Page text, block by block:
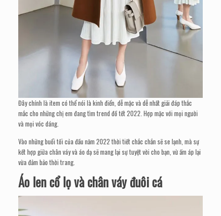
Đây chính là item có thể nói là kinh điển, dễ mặc và dễ nhất giải đáp thắc
mắc cho những chị em đang tìm trend đồ tết 2022. Hợp mặc với mọi người
và mọi vóc dáng.
Vào những buổi tối của đầu năm 2022 thời tiết chắc chắn sẽ se lạnh, mà sự
kết hợp giữa chân váy và áo dạ sẽ mang lại sự tuyệt vời cho bạn, vừ ấm áp lại
vừa đảm bảo thời trang.
Áo len cổ lọ và chân váy đuôi cá